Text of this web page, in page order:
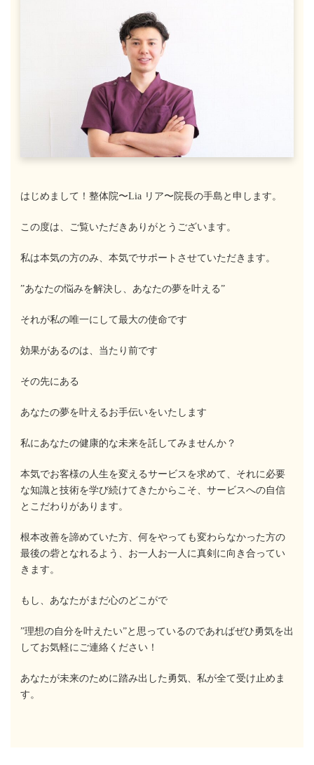
はじめまして！整体院〜Lia リア〜院長の手島と申します。
この度は、ご覧いただきありがとうございます。
私は本気の方のみ、本気でサポートさせていただきます。
”あなたの悩みを解決し、あなたの夢を叶える”
それが私の唯一にして最大の使命です
効果があるのは、当たり前です
その先にある
あなたの夢を叶えるお手伝いをいたします
私にあなたの健康的な未来を託してみませんか？
本気でお客様の人生を変えるサービスを求めて、それに必要
な知識と技術を学び続けてきたからこそ、サービスへの自信
とこだわりがあります。
根本改善を諦めていた方、何をやっても変わらなかった方の
最後の砦となれるよう、お一人お一人に真剣に向き合ってい
きます。
もし、あなたがまだ心のどこがで
”理想の自分を叶えたい”と思っているのであればぜひ勇気を出
してお気軽にご連絡ください！
あなたが未来のために踏み出した勇気、私が全て受け止めま
す。